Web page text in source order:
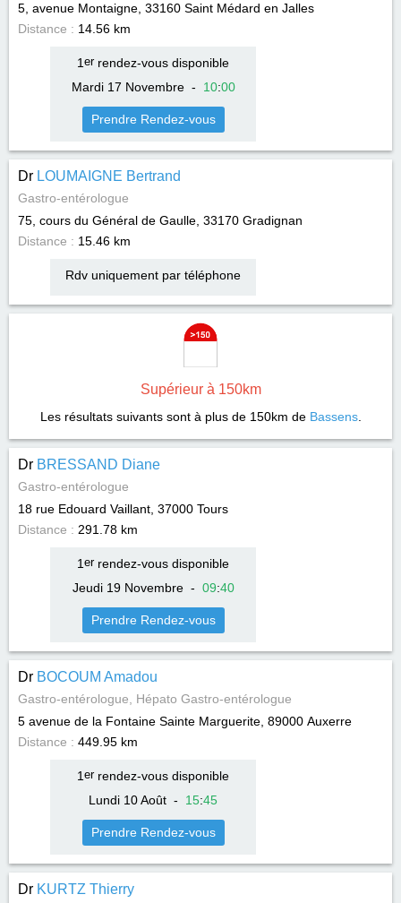
5, avenue Montaigne, 33160 Saint Médard en Jalles
Distance : 14.56 km
1 errendez-vous disponible
Mardi 17 Novembre- 10:00
Prendre Rendez-vous
Dr LOUMAIGNE Bertrand
Gastro-entérologue
75, cours du Général de Gaulle, 33170 Gradignan
Distance : 15.46 km
Rdv uniquement par téléphone
Supérieur à 150km
Les résultats suivants sont à plus de 150km de Bassens.
Dr BRESSAND Diane
Gastro-entérologue
18 rue Edouard Vaillant, 37000 Tours
Distance : 291.78 km
1 errendez-vous disponible
Jeudi 19 Novembre- 09:40
Prendre Rendez-vous
Dr BOCOUM Amadou
Gastro-entérologue, Hépato Gastro-entérologue
5 avenue de la Fontaine Sainte Marguerite, 89000 Auxerre
Distance : 449.95 km
1 errendez-vous disponible
Lundi 10 Août - 15:45
Prendre Rendez-vous
Dr KURTZ Thierry